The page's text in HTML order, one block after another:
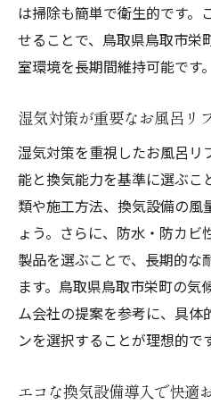
は掃除も簡単で衛生的です。
せることで、鳥取県鳥取市栄
室環境を長期間維持可能です。
湿気対策が重要なお風呂リ
湿気対策を重視したお風呂リ
能と換気能力を基準に選ぶこ
類や施工方法、換気設備の風
ょう。さらに、防水・防カビ
製品を選ぶことで、長期的な
ます。鳥取県鳥取市栄町の気
ム会社の提案を参考に、具体
ンを選択することが理想的で
エコな換気設備導入で快適